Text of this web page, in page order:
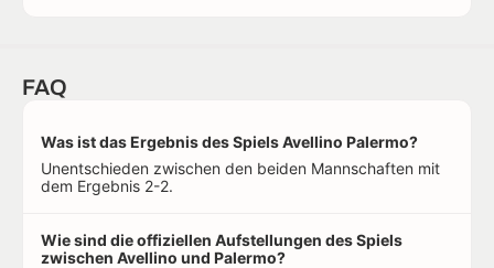
FAQ
Was ist das Ergebnis des Spiels Avellino Palermo?
Unentschieden zwischen den beiden Mannschaften mit
dem Ergebnis 2-2.
Wie sind die offiziellen Aufstellungen des Spiels
zwischen Avellino und Palermo?